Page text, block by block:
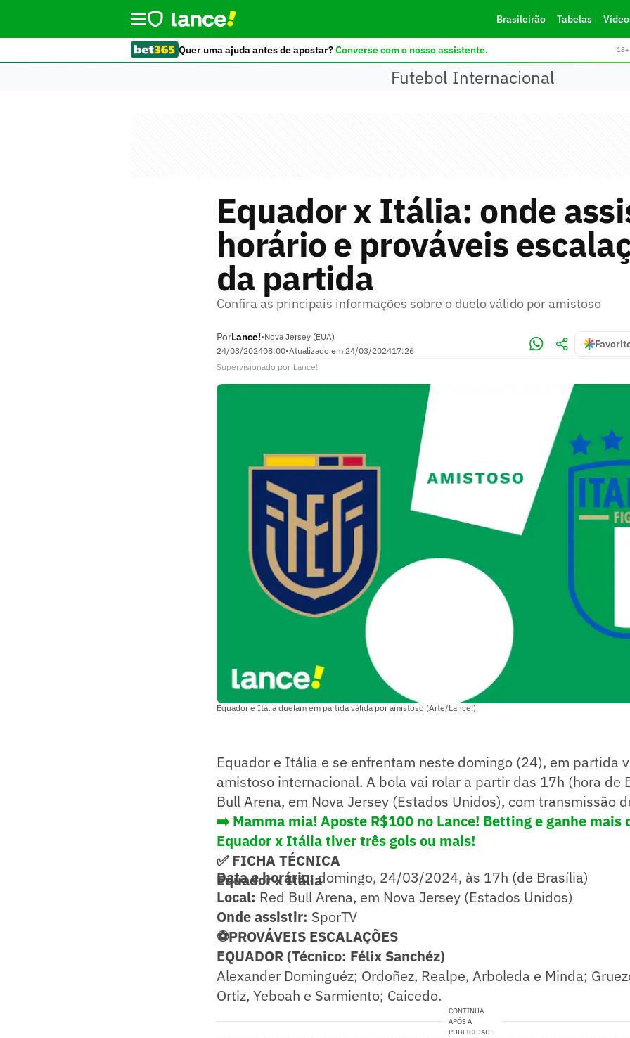
Brasileirão Tabelas
Quer uma ajuda antes de apostar?Converse com o nosso assistente.
Futebol Internacional
Equador x Itália: onde
horário e prováveis
da partida
Confira as principais informações sobre o duelo válido por amistoso
PorLance!•Nova Jersey (EUA)
24/03/202408:00•Atualizado em 24/03/202417:26
Supervisionado por Lance!
Equador e Itália duelam em partida válida por amistoso (Arte/Lance!)
Equador e Itália e se enfrentam neste domingo (24), em partida
amistoso internacional. A bola vai rolar a partir das 17h (hora de
Bull Arena, em Nova Jersey (Estados Unidos), com transmissão
➡️ Mamma mia! Aposte R$100 no Lance! Betting e ganhe mais
Equador x Itália tiver três gols ou mais!
✅ FICHA TÉCNICA
Equador x Itália
Data e horário:domingo, 24/03/2024, às 17h (de Brasília)
Local: Red Bull Arena, em Nova Jersey (Estados Unidos)
Onde assistir: SporTV
⚽PROVÁVEIS ESCALAÇÕES
EQUADOR (Técnico: Félix Sanchéz)
Alexander Dominguéz; Ordoñez, Realpe, Arboleda e Minda;
Ortiz, Yeboah e Sarmiento; Caicedo.
CONTINUA
APÓS A
PUBLICIDADE